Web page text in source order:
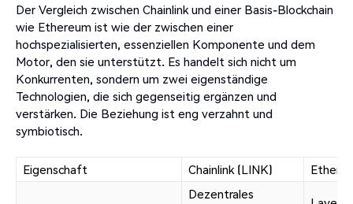
Der Vergleich zwischen Chainlink und einer Basis-Blockchain
wie Ethereum ist wie der zwischen einer
hochspezialisierten, essenziellen Komponente und dem
Motor, den sie unterstützt. Es handelt sich nicht um
Konkurrenten, sondern um zwei eigenständige
Technologien, die sich gegenseitig ergänzen und
verstärken. Die Beziehung ist eng verzahnt und
symbiotisch.
Eigenschaft Chainlink (LINK)
Dezentrales